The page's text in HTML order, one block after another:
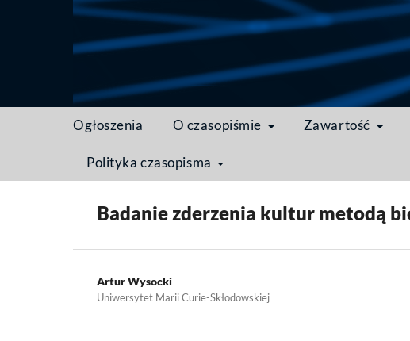
Ogłoszenia O czasopiśmie Zawartość
Polityka czasopisma
Strona domowa / Archiwum
Badanie zderzenia kultur metodą
Artur Wysocki
Uniwersytet Marii Curie-Skłodowskiej